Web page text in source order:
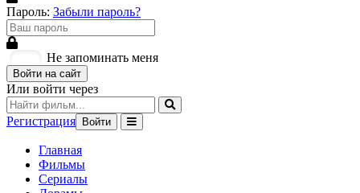
Пароль: Забыли пароль?
Не запоминать меня
Войти на сайт
Или войти через
Регистрация Войти
Главная
Фильмы
Сериалы